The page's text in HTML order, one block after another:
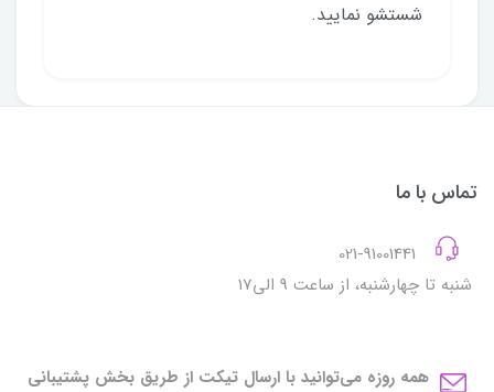
شستشو نمایید.
تماس با ما
شنبه تا چهارشنبه، از ساعت 9 الی17
همه روزه می‌توانید با ارسال تیکت از طریق بخش پشتیبانی